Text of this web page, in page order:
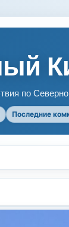
по
Последние